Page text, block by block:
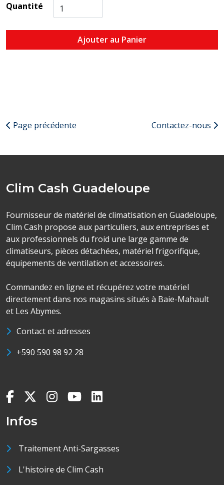
Quantité
Ajouter au Panier
Page précédente Contactez-nous
Clim Cash Guadeloupe
Fournisseur de matériel de climatisation en Guadeloupe,
Clim Cash propose aux particuliers, aux entreprises et
aux professionnels du froid une large gamme de
climatiseurs, pièces détachées, matériel frigorifique,
équipements de ventilation et accessoires.
Commandez en ligne et récupérez votre matériel
directement dans nos magasins situés à Baie-Mahault
et Les Abymes.
Contact et adresses
+590 590 98 92 28
Infos
Traitement Anti-Sargasses
L'histoire de Clim Cash